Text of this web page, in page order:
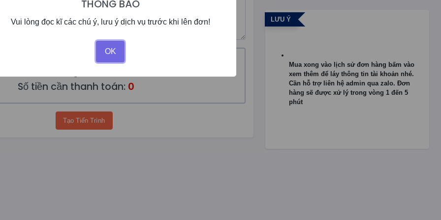
Số dư của bạn:
Số tiền cần thanh toán: 0
Tạo Tiến Trình
LƯU Ý
Mua xong vào lịch sử đơn hàng bấm vào
xem thêm để láy thông tin tài khoản nhé.
Cần hỗ trợ liên hệ admin qua zalo. Đơn
hàng sẽ được xử lý trong vòng 1 đến 5
phút
THÔNG BÁO
Vui lòng đọc kĩ các chú ý, lưu ý dịch vụ trước khi lên đơn!
OK